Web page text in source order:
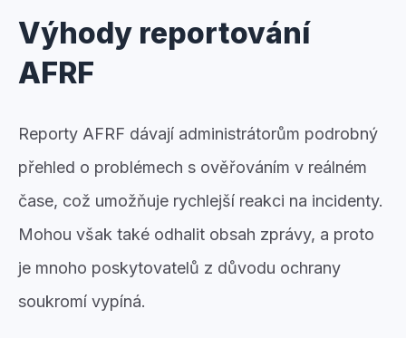
Výhody reportování
AFRF
Reporty AFRF dávají administrátorům podrobný
přehled o problémech s ověřováním v reálném
čase, což umožňuje rychlejší reakci na incidenty.
Mohou však také odhalit obsah zprávy, a proto
je mnoho poskytovatelů z důvodu ochrany
soukromí vypíná.